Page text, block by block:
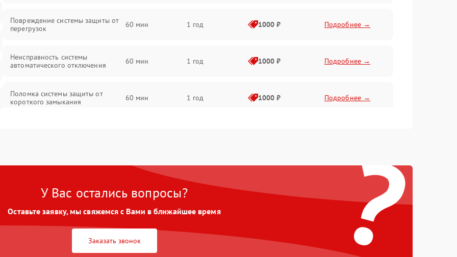
Повреждение системы защиты от
перегрузок
60 мин 1 год 1000 ₽ Подробнее →
Неисправность системы
автоматического отключения
60 мин 1 год 1000 ₽ Подробнее →
Поломка системы защиты от
короткого замыкания
60 мин 1 год 1000 ₽ Подробнее →
Неисправность системы защиты от
60 мин Подробнее →
замыкания
60 мин Подробнее →
Неисправность системы защиты от 60 мин 1000 ₽ Подробнее →
?
У Вас остались вопросы?
Оставьте заявку, мы свяжемся с Вами в ближайшее время
Заказать звонок